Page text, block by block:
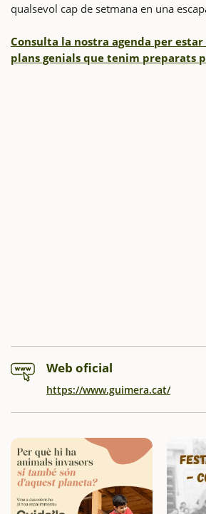
qualsevol cap de setmana en una
Consulta la nostra agenda per
plans genials que tenim preparats
Web oficial
https://www.guimera.cat/